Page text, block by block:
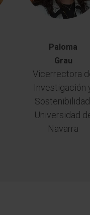
Paloma
Grau
Vicerrectora
Investigación
Universidad
Navarra